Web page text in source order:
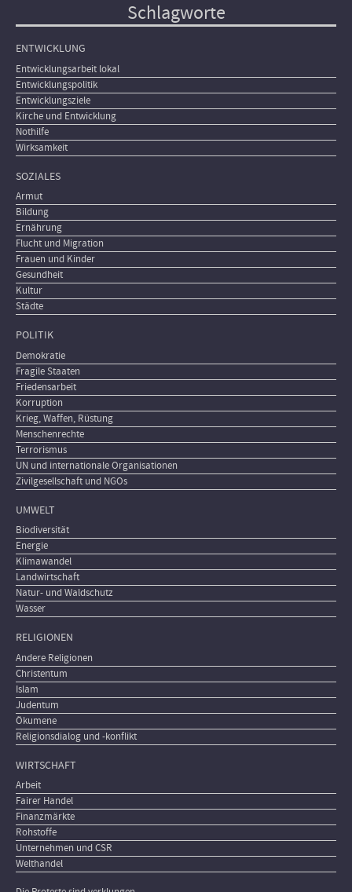
Schlagworte
ENTWICKLUNG
Entwicklungsarbeit lokal
Entwicklungspolitik
Entwicklungsziele
Kirche und Entwicklung
Nothilfe
Wirksamkeit
SOZIALES
Armut
Bildung
Ernährung
Flucht und Migration
Frauen und Kinder
Gesundheit
Kultur
Städte
POLITIK
Demokratie
Fragile Staaten
Friedensarbeit
Korruption
Krieg, Waffen, Rüstung
Menschenrechte
Terrorismus
UN und internationale Organisationen
Zivilgesellschaft und NGOs
UMWELT
Biodiversität
Energie
Klimawandel
Landwirtschaft
Natur- und Waldschutz
Wasser
RELIGIONEN
Andere Religionen
Christentum
Islam
Judentum
Ökumene
Religionsdialog und -konflikt
WIRTSCHAFT
Arbeit
Fairer Handel
Finanzmärkte
Rohstoffe
Unternehmen und CSR
Welthandel